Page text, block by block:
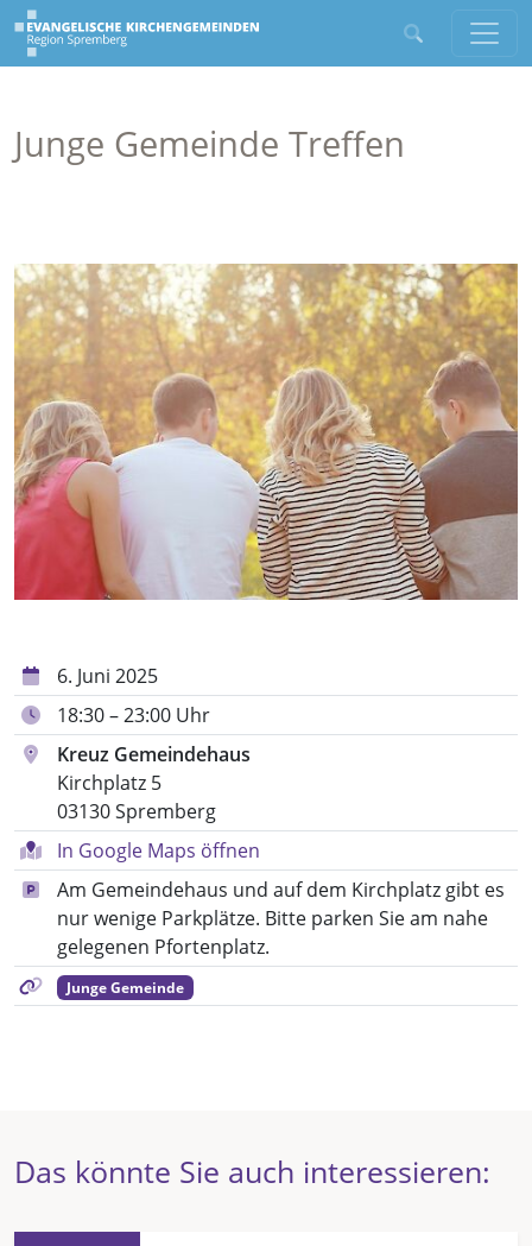
Junge Gemeinde Treffen
6. Juni 2025
18:30 – 23:00 Uhr
Kreuz Gemeindehaus
Kirchplatz 5
03130 Spremberg
In Google Maps öffnen
Am Gemeindehaus und auf dem Kirchplatz gibt es
nur wenige Parkplätze. Bitte parken Sie am nahe
gelegenen Pfortenplatz.
Junge Gemeinde
Das könnte Sie auch interessieren: